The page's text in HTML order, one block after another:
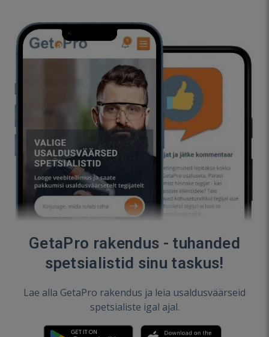
GetaPro rakendus - tuhanded
spetsialistid sinu taskus!
Lae alla GetaPro rakendus ja leia usaldusväärseid
spetsialiste igal ajal.